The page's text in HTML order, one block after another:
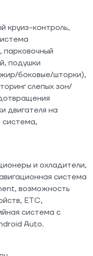
круиз-контроль,
парковочный
подушки
боковые/шторки),
слепых зон/
двигателя на
система,
и охладители,
система
возможность
ETC,
система с
Auto.